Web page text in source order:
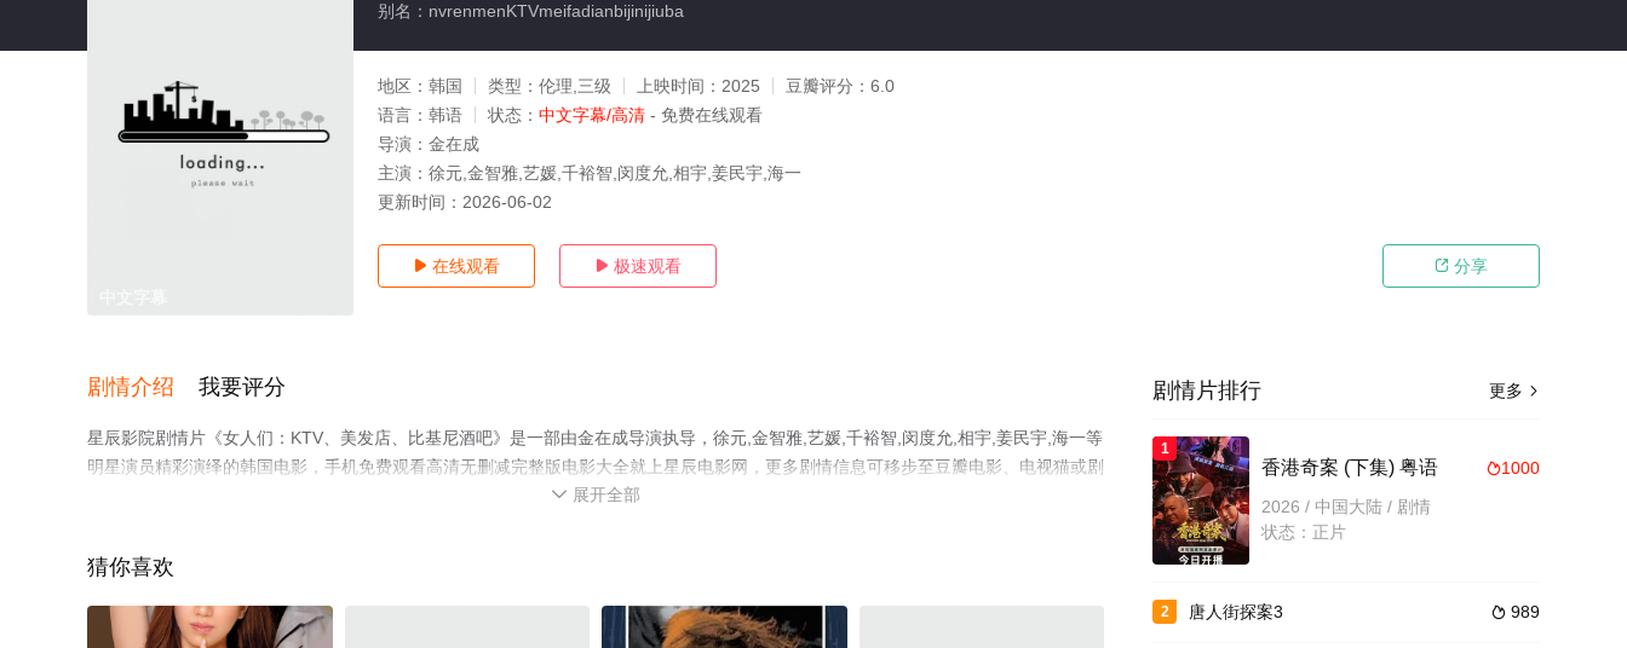
别名：nvrenmenKTVmeifadianbijinijiuba
地区： 韩国 类型： 伦理,三级 上映时间： 2025 豆瓣评分： 6.0
语言： 韩语 状态： 中文字幕/高清 - 免费在线观看
导演： 金在成
主演： 徐元,金智雅,艺媛,千裕智,闵度允,相宇,姜民宇,海一
更新时间： 2026-06-02
 在线观看  极速观看  分享
剧情介绍 我要评分
星辰影院剧情片《女人们：KTV、美发店、比基尼酒吧》是一部由金在成导演执导，徐元,金智雅,艺媛,千裕智,闵度允,相宇,姜民宇,海一等
明星演员精彩演绎的韩国电影，手机免费观看高清无删减完整版电影大全就上星辰电影网，更多剧情信息可移步至豆瓣电影、电视猫或剧
 展开全部
猜你喜欢
更多 
剧情片排行
1
1000
香港奇案 (下集) 粤语
2026 / 中国大陆 / 剧情
状态：正片
2  989
唐人街探案3